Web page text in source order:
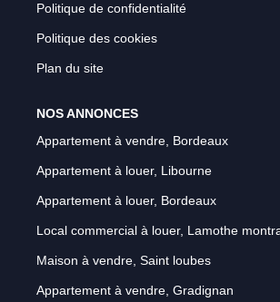
Politique de confidentialité
Politique des cookies
Plan du site
NOS ANNONCES
Appartement à vendre, Bordeaux
Appartement à louer, Libourne
Appartement à louer, Bordeaux
Local commercial à louer, Lamothe
Maison à vendre, Saint loubes
Appartement à vendre, Gradignan